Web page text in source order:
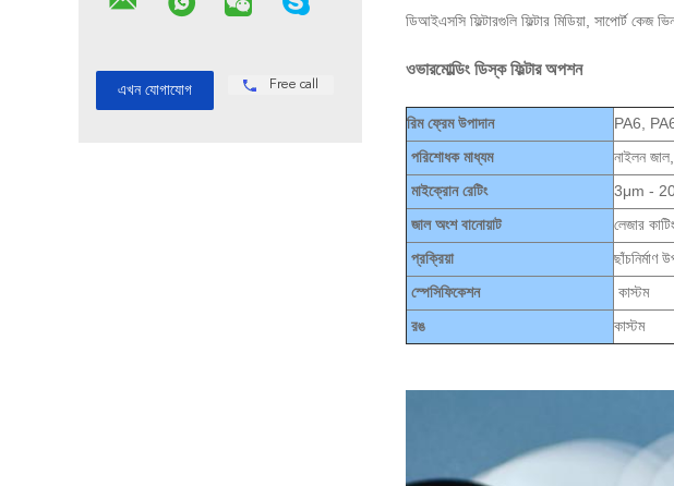
Free call
ডিআইএসসি ফিল্টারগুলি ফিল্টার মিডিয়া, সাপোর্ট কেজ
ওভারমোল্ডিং ডিস্ক ফিল্টার অপশন
রিম ফ্রেম উপাদান PA6,
পরিশোধক মাধ্যম নাইলন
মাইক্রোন রেটিং 3μm -
জাল অংশ বানোয়াট লেজার
প্রক্রিয়া
ছাঁচনির্মাণ
স্পেসিফিকেশন
কাস্টম
রঙ
কাস্টম